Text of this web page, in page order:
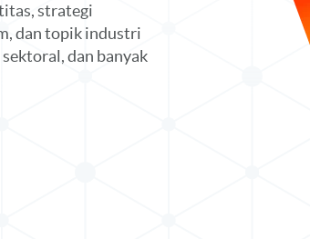
strategi
dan topik industri
dan banyak